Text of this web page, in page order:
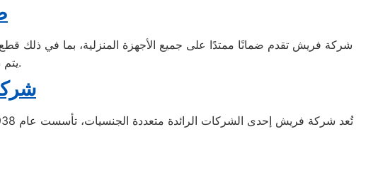
شركة فريش تقدم ضمانًا ممتدًا على جميع الأجهزة المنزلية، بما في ذلك
يتم دعمه بقطع غيار وصيانة معتمدة بأعلى معايير الجودة.